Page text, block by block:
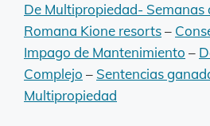
De Multipropiedad- Semanas
Romana Kione resorts–
Impago de Mantenimiento –
Complejo – Sentencias
Multipropiedad